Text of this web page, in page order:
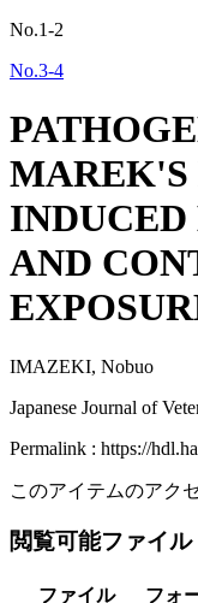
No.1-2
No.3-4
MAREK'S
AND
IMAZEKI, Nobuo
Japanese Journal of
Permalink : https://
このアイテムのアク
閲覧可能ファイル
ファイル フォ